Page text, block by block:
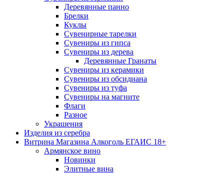
Деревянные панно
Брелки
Куклы
Сувенирные тарелки
Сувениры из гипса
Сувениры из дерева
Деревянные Гранаты
Сувениры из керамики
Сувениры из обсидиана
Сувениры из туфа
Сувениры на магните
Флаги
Разное
Украшения
Изделия из серебра
Витрина Магазина Алкоголь ЕГАИС 18+
Армянское вино
Новинки
Элитные вина